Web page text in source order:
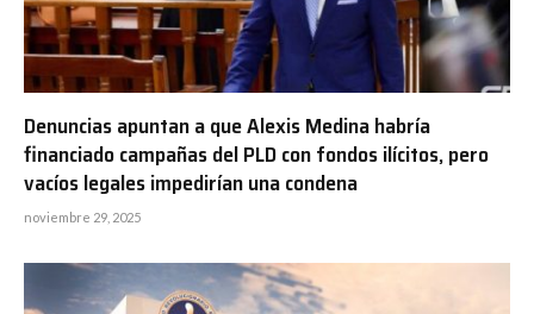
Denuncias apuntan a que Alexis Medina habría
financiado campañas del PLD con fondos ilícitos, pero
vacíos legales impedirían una condena
noviembre 29, 2025